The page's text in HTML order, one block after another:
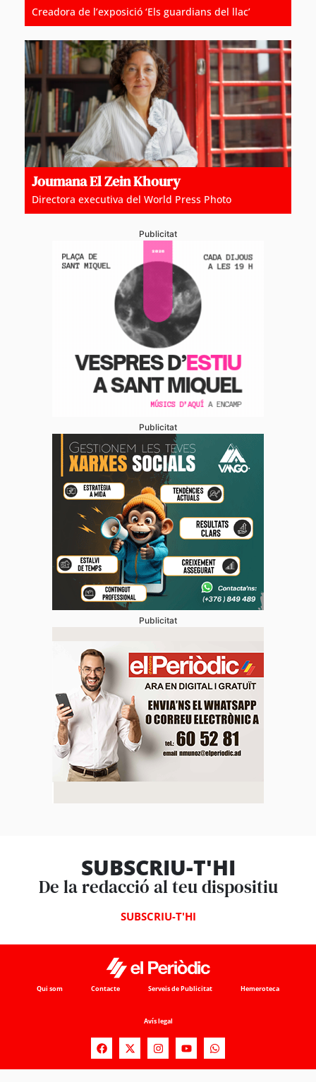
Creadora de l’exposició ‘Els guardians del llac’
Joumana El Zein Khoury
Directora executiva del World Press Photo
Publicitat
Publicitat
Publicitat
SUBSCRIU-T'HI
De la redacció al teu dispositiu
SUBSCRIU-T'HI
Qui som Contacte Serveis de Publicitat Hemeroteca
Avís legal